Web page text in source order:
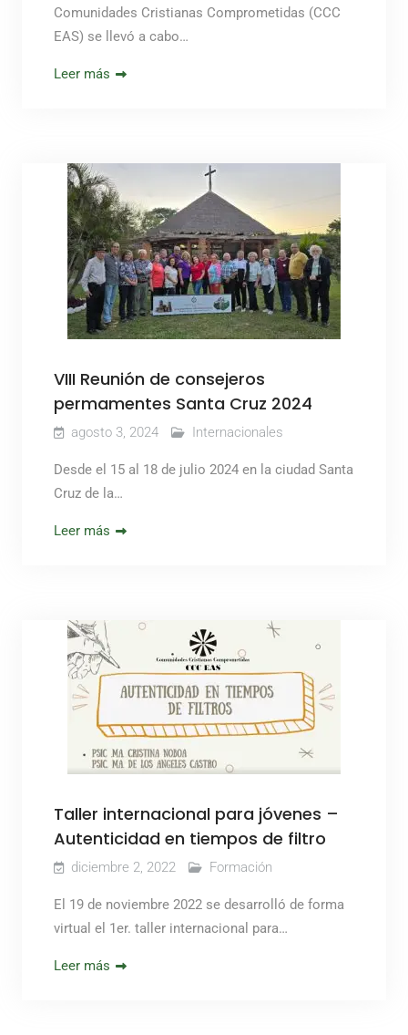
Comunidades Cristianas Comprometidas (CCC
EAS) se llevó a cabo…
Leer más
VIII Reunión de consejeros
permamentes Santa Cruz 2024
agosto 3, 2024 Internacionales
Desde el 15 al 18 de julio 2024 en la ciudad Santa
Cruz de la…
Leer más
Taller internacional para jóvenes –
Autenticidad en tiempos de filtro
diciembre 2, 2022 Formación
El 19 de noviembre 2022 se desarrolló de forma
virtual el 1er. taller internacional para…
Leer más